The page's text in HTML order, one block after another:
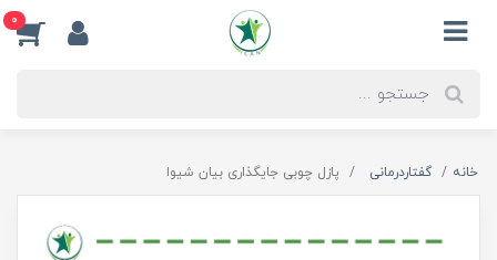
0
خانه گفتاردرمانی پازل چوبی جایگذاری بیان شیوا